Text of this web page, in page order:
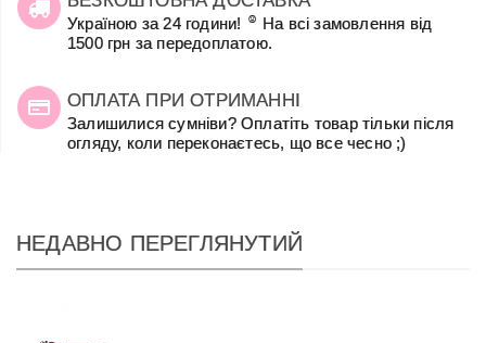
Україною за 24 години! ☺ На всі замовлення від
1500 грн за передоплатою.
ОПЛАТА ПРИ ОТРИМАННІ
Залишилися сумніви? Оплатіть товар тільки після
огляду, коли переконаєтесь, що все чесно ;)
НЕДАВНО ПЕРЕГЛЯНУТИЙ